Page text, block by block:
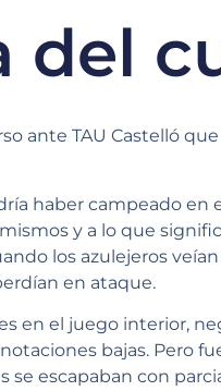
del
ante TAU Castelló
haber campeado en
y a lo que
los azulejeros
en ataque.
en el juego interior,
bajas. Pero
escapaban con